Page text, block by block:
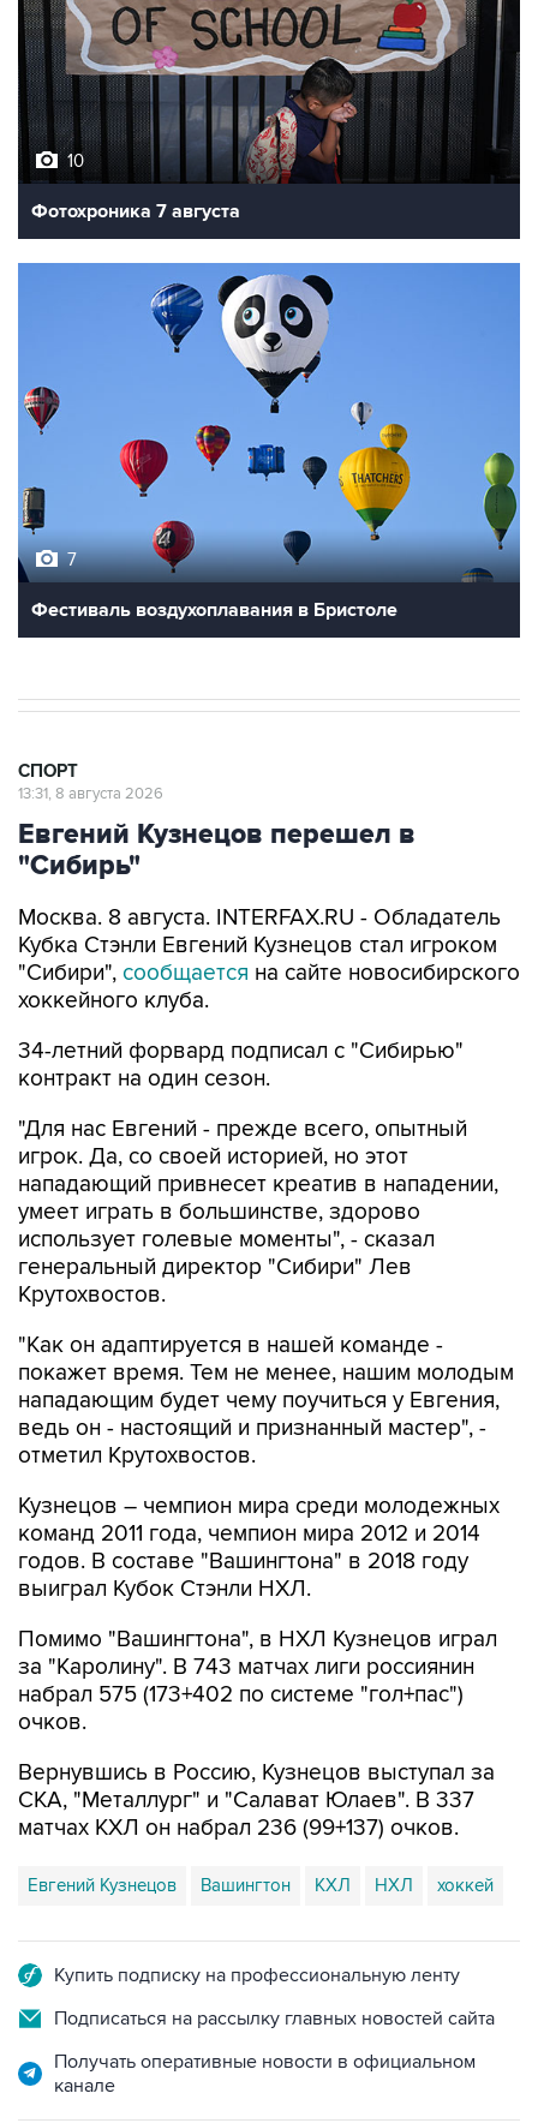
10
Фотохроника 7 августа
7
Фестиваль воздухоплавания в Бристоле
СПОРТ
13:31, 8 августа 2026
Евгений Кузнецов перешел в
"Сибирь"
Москва. 8 августа. INTERFAX.RU - Обладатель
Кубка Стэнли Евгений Кузнецов стал игроком
"Сибири", сообщается на сайте новосибирского
хоккейного клуба.
34-летний форвард подписал с "Сибирью"
контракт на один сезон.
"Для нас Евгений - прежде всего, опытный
игрок. Да, со своей историей, но этот
нападающий привнесет креатив в нападении,
умеет играть в большинстве, здорово
использует голевые моменты", - сказал
генеральный директор "Сибири" Лев
Крутохвостов.
"Как он адаптируется в нашей команде -
покажет время. Тем не менее, нашим молодым
нападающим будет чему поучиться у Евгения,
ведь он - настоящий и признанный мастер", -
отметил Крутохвостов.
Кузнецов – чемпион мира среди молодежных
команд 2011 года, чемпион мира 2012 и 2014
годов. В составе "Вашингтона" в 2018 году
выиграл Кубок Стэнли НХЛ.
Помимо "Вашингтона", в НХЛ Кузнецов играл
за "Каролину". В 743 матчах лиги россиянин
набрал 575 (173+402 по системе "гол+пас")
очков.
Вернувшись в Россию, Кузнецов выступал за
СКА, "Металлург" и "Салават Юлаев". В 337
матчах КХЛ он набрал 236 (99+137) очков.
Евгений Кузнецов Вашингтон КХЛ НХЛ хоккей
Купить подписку на профессиональную ленту
Подписаться на рассылку главных новостей сайта
Получать оперативные новости в официальном
канале